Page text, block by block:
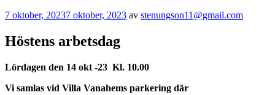
Publicerat
7 oktober, 20237 oktober, 2023 av stenungson11@gmail.com
Höstens arbetsdag
Lördagen den 14 okt -23 Kl. 10.00
Vi samlas vid Villa Vanahems parkering där